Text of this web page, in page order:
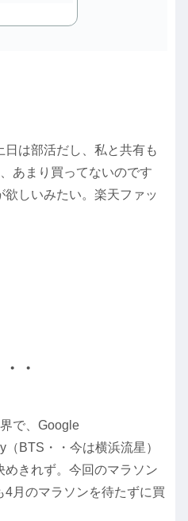
は部活だし、私と共有も
あまり買ってないのです
しいみたい。楽天ファッ
・
で、Google
BTS・・今は横浜流星）
きれず。今回のマラソン
月のマラソンを待たずに買